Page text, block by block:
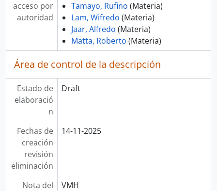
acceso por
autoridad
Tamayo, Rufino (Materia)
Lam, Wifredo (Materia)
Jaar, Alfredo (Materia)
Matta, Roberto (Materia)
Área de control de la descripción
Estado de
elaboració
n
Draft
Fechas de
creación
revisión
eliminación
14-11-2025
Nota del
VMH